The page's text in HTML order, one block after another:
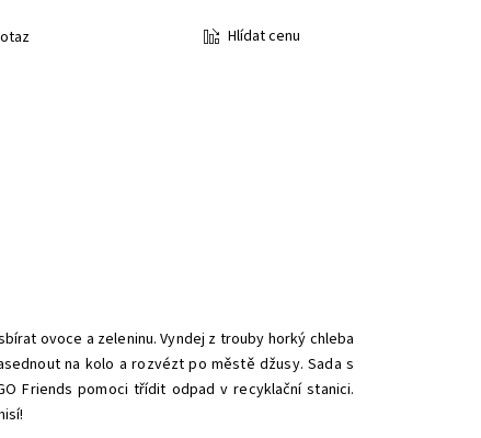
Hlídat cenu
ovoce a zeleninu. Vyndej z trouby horký chleba
na kolo a rozvézt po městě džusy.Sada s
Friends pomoci třídit odpad v recyklační stanici.